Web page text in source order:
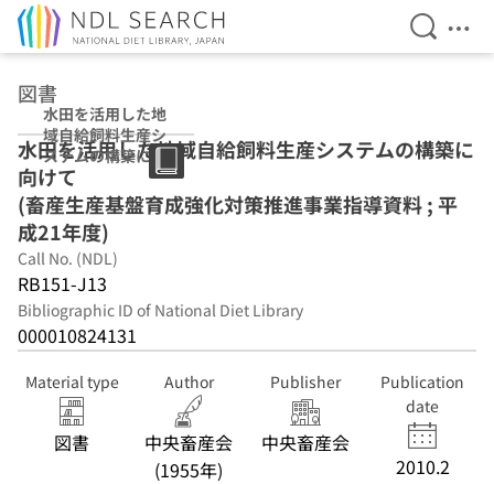
Open
図書
水田を活用した地
域自給飼料生産シ
ステムの構築に向
けて (畜産生産基
盤育成強化対策推
進事業指導資料 ;
平成21年度)
水田を活用した地域自給飼料生産システムの構築に
向けて
(畜産生産基盤育成強化対策推進事業指導資料 ; 平
成21年度)
Call No. (NDL)
RB151-J13
Bibliographic ID of National Diet Library
000010824131
Material type
図書
Author
中央畜産会
(1955年)
Publisher
中央畜産会
Publication
date
2010.2